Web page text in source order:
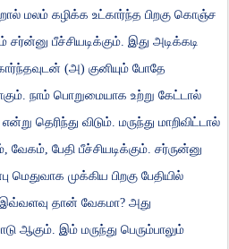
மலம் கழிக்க உட்கார்ந்த பிறகு கொஞ்ச
சர்ன்னு பீச்சியடிக்கும். இது அடிக்கடி
(அ) குனியும் போதே
. நாம் பொறுமையாக உற்று கேட்டால்
என்று தெரிந்து விடும். மருந்து மாறிவிட்டால்
, வேகம், பேதி பீச்சியடிக்கும். சர்ருன்னு
மெதுவாக முக்கிய பிறகு பேதியில்
தான் வேகமா? அது
ஆகும். இம் மருந்து பெரும்பாலும்